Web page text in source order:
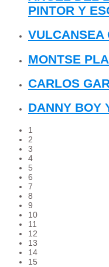
PINTOR Y
VULCANSEA
MONTSE
CARLOS
DANNY BOY
1
2
3
4
5
6
7
8
9
10
11
12
13
14
15